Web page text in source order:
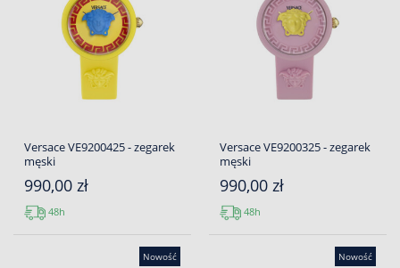
Versace VE9200425 - zegarek
męski
990,00 zł
48h
Versace VE9200325 - zegarek
męski
990,00 zł
48h
Nowość Nowość